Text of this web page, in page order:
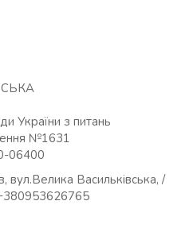
України з питань
№1631
06400
вул.Велика Васильківська, /